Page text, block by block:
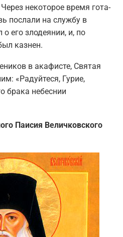
некоторое время гота-
послали на службу в
о его злодеянии, и, по
казнен.
в акафисте, Святая
«Радуйтеся, Гурие,
брака небеснии
Паисия Величковского